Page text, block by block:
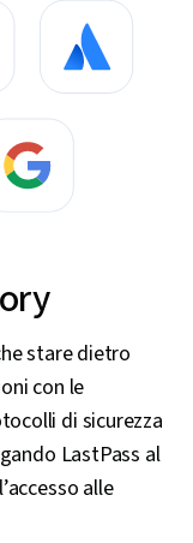
stare dietro
con le
di sicurezza
LastPass al
alle